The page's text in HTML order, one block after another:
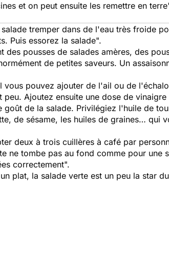
et on peut ensuite les remettre en terre
salade tremper dans de l'eau très froide
Puis essorez la salade".
des pousses de salades amères, des
de petites saveurs. Un
pouvez ajouter de l'ail ou de
Ajoutez ensuite une dose de
goût de la salade. Privilégiez l'huile de
de sésame, les huiles de graines… qui
deux à trois cuillères à café par
ne tombe pas au fond comme pour une
correctement".
plat, la salade verte est un peu la star